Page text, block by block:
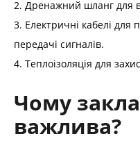
2. Дренажний шланг для
3. Електричні кабелі
передачі сигналів.
4. Теплоізоляція для
Чому
важлива?